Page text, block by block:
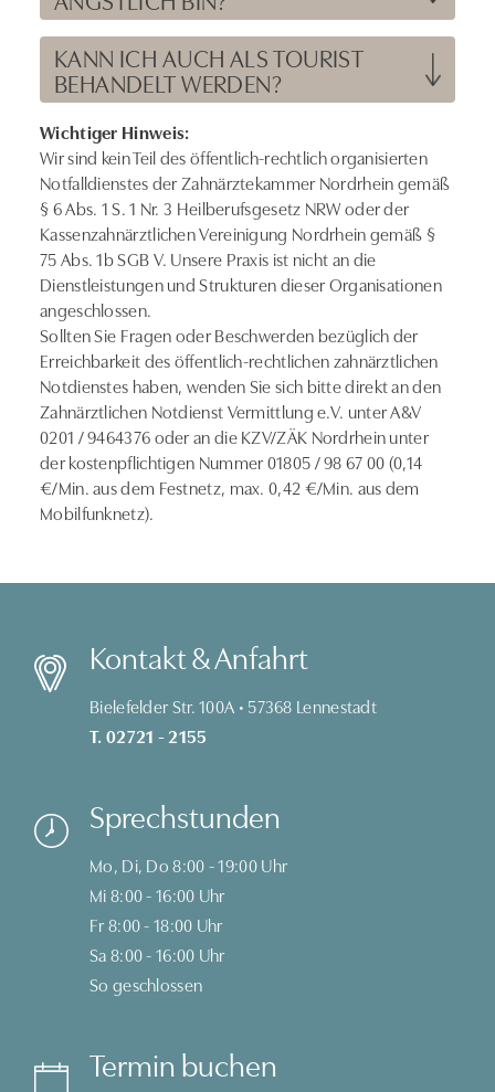
KANN ICH AUCH ALS TOURIST
BEHANDELT WERDEN?
Wichtiger Hinweis:
Wir sind kein Teil des öffentlich-rechtlich organisierten
Notfalldienstes der Zahnärztekammer Nordrhein gemäß
§ 6 Abs. 1 S. 1 Nr. 3 Heilberufsgesetz NRW oder der
Kassenzahnärztlichen Vereinigung Nordrhein gemäß §
75 Abs. 1b SGB V. Unsere Praxis ist nicht an die
Dienstleistungen und Strukturen dieser Organisationen
angeschlossen.
Sollten Sie Fragen oder Beschwerden bezüglich der
Erreichbarkeit des öffentlich-rechtlichen zahnärztlichen
Notdienstes haben, wenden Sie sich bitte direkt an den
Zahnärztlichen Notdienst Vermittlung e.V. unter A&V
0201 / 9464376 oder an die KZV/ZÄK Nordrhein unter
der kostenpflichtigen Nummer 01805 / 98 67 00 (0,14
€/Min. aus dem Festnetz, max. 0,42 €/Min. aus dem
Mobilfunknetz).
Kontakt & Anfahrt
Bielefelder Str. 100A • 57368 Lennestadt
T. 02721 - 2155
Sprechstunden
Mo, Di, Do 8:00 - 19:00 Uhr
Mi 8:00 - 16:00 Uhr
Fr 8:00 - 18:00 Uhr
Sa 8:00 - 16:00 Uhr
So geschlossen
Termin buchen